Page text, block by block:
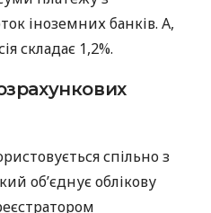
іноземних банків. А,
складає 1,2%.
спільно з
об’єднує облікову